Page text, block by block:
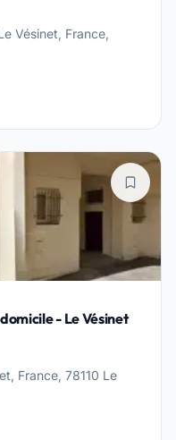
Vésinet, France,
- Le Vésinet
France, 78110 Le